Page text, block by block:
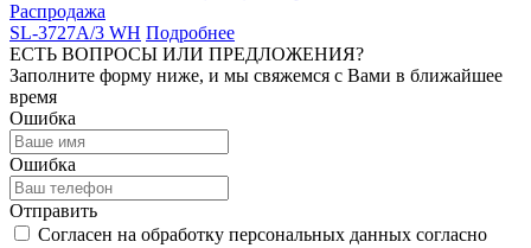
Распродажа
SL-3727A/3 WH Подробнее
ЕСТЬ ВОПРОСЫ ИЛИ ПРЕДЛОЖЕНИЯ?
Заполните форму ниже, и мы свяжемся с Вами в ближайшее
время
Ошибка
Ошибка
Отправить
Согласен на обработку персональных данных согласно